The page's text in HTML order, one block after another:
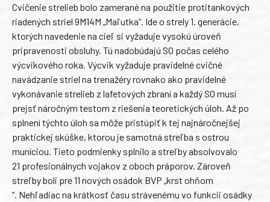
Cvičenie strelieb bolo zamerané na použitie protitankových
riadených striel 9M14M „Maľutka“. Ide o strely 1. generácie,
ktorých navedenie na cieľ si vyžaduje vysokú úroveň
pripravenosti obsluhy. Tú nadobúdajú SO počas celého
výcvikového roka. Výcvik vyžaduje pravidelné cvičné
navádzanie striel na trenažéry rovnako ako pravidelné
vykonávanie strelieb z lafetových zbraní a každý SO musí
prejsť náročným testom z riešenia teoretických úloh. Až po
splnení týchto úloh sa môže pristúpiť k tej najnáročnejšej
praktickej skúške, ktorou je samotná streľba s ostrou
muníciou. Tieto podmienky splnilo a streľby absolvovalo
21 profesionálnych vojakov z oboch práporov. Zároveň
streľby boli pre 11 nových osádok BVP „krst ohňom
“. Nehľadiac na krátkosť času strávenému vo funkcii osádky